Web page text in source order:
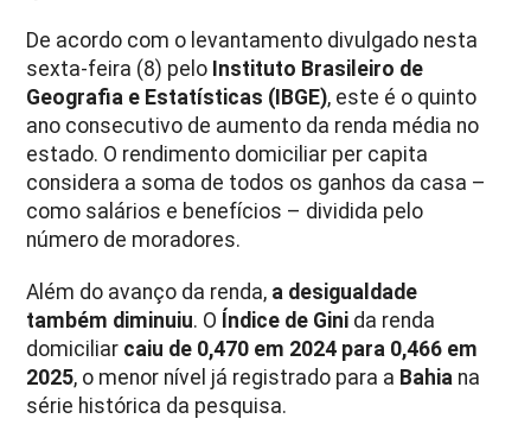
De acordo com o levantamento divulgado nesta
sexta-feira (8) pelo Instituto Brasileiro de
Geografia e Estatísticas (IBGE), este é o quinto
ano consecutivo de aumento da renda média no
estado. O rendimento domiciliar per capita
considera a soma de todos os ganhos da casa –
como salários e benefícios – dividida pelo
número de moradores.
Além do avanço da renda, a desigualdade
também diminuiu. O Índice de Gini da renda
domiciliar caiu de 0,470 em 2024 para 0,466 em
2025, o menor nível já registrado para a Bahia na
série histórica da pesquisa.